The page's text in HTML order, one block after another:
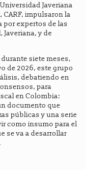
Javeriana
CARF, impulsaron la
por expertos de las
y de
siete meses,
de 2026, este grupo
debatiendo en
para
en Colombia:
documento que
públicas y una serie
como insumo para el
se va a desarrollar